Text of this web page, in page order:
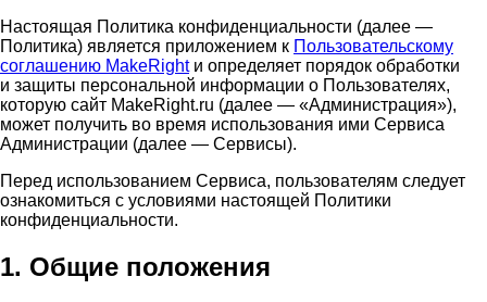
Настоящая Политика конфиденциальности (далее —
Политика) является приложением к Пользовательскому
соглашению MakeRightи определяет порядок обработки
и защиты персональной информации о Пользователях,
которую сайт MakeRight.ru (далее — «Администрация»),
может получить во время использования ими Cервиса
Администрации (далее — Сервисы).
Перед использованием Сервиса, пользователям следует
ознакомиться с условиями настоящей Политики
конфиденциальности.
1. Общие положения